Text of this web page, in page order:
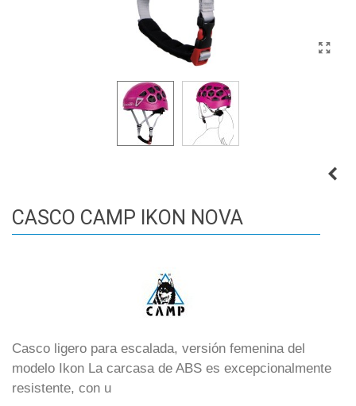
CASCO CAMP IKON NOVA
Casco ligero para escalada, versión femenina del
modelo Ikon La carcasa de ABS es excepcionalmente
resistente, con u